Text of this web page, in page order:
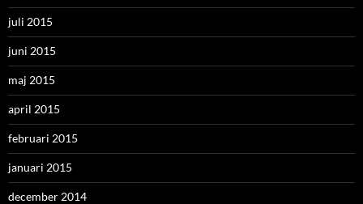
juli 2015
juni 2015
maj 2015
april 2015
februari 2015
januari 2015
december 2014